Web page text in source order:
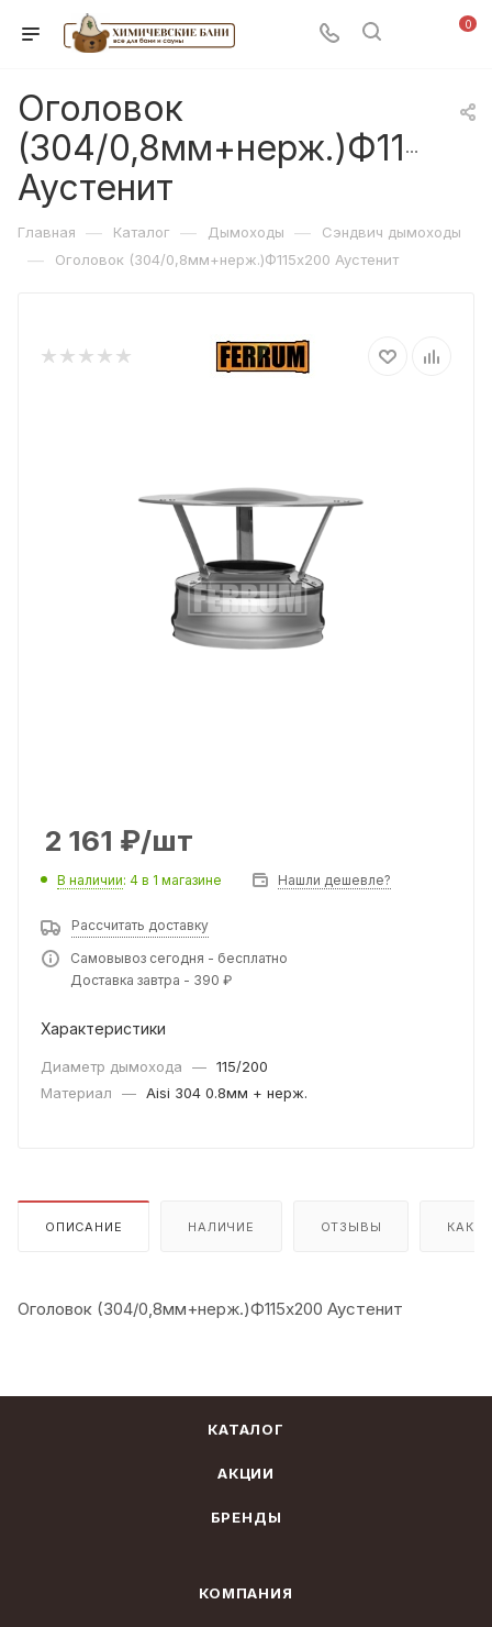
0
Оголовок
(304/
Аустенит
Главная — Каталог — Дымоходы — Сэндвич дымоходы
— Оголовок (304/0,8мм+нерж.)Ф115х200 Аустенит
2 161 ₽/шт
В наличии: 4 в 1 магазине Нашли дешевле?
Рассчитать доставку
Самовывоз сегодня - бесплатно
Доставка завтра - 390 ₽
Характеристики
Диаметр дымохода — 115/200
Материал
— Aisi 304 0.8мм + нерж.
ОПИСАНИЕ НАЛИЧИЕ ОТЗЫВЫ КАК
Оголовок (304/0,8мм+нерж.)Ф115х200 Аустенит
КАТАЛОГ
АКЦИИ
БРЕНДЫ
КОМПАНИЯ